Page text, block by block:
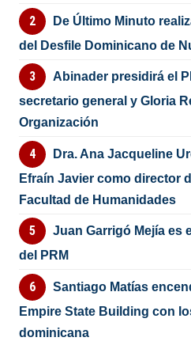
De Último Minuto
del Desfile Dominicano de
Abinader presidirá el
secretario general y Gloria
Organización
Dra. Ana Jacqueline
Efraín Javier como director
Facultad de Humanidades
Juan Garrigó Mejía es
del PRM
Santiago Matías
Empire State Building con
dominicana